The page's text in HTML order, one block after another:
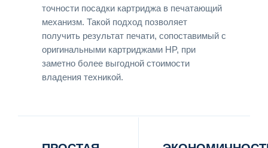
точности посадки картриджа в печатающий
механизм. Такой подход позволяет
получить результат печати, сопоставимый с
оригинальными картриджами HP, при
заметно более выгодной стоимости
владения техникой.